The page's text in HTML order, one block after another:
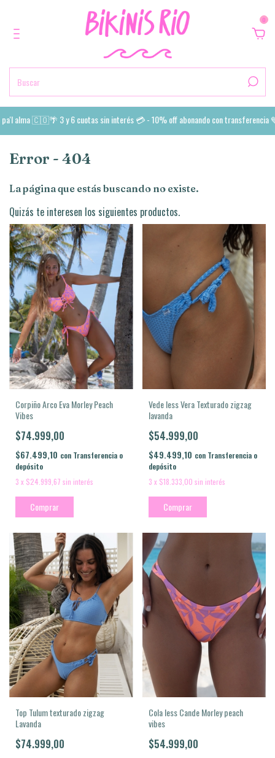
0
alma 🇨🇴🌴 3 y 6 cuotas sin interés 💳 - 10% off abonando con transferencia
Error - 404
La página que estás buscando no existe.
Quizás te interesen los siguientes productos.
Corpiño Arco Eva Morley Peach
Vibes
$74.999,00
$67.499,10 con Transferencia o
depósito
3 x $24.999,67 sin interés
Comprar
Vede less Vera Texturado zigzag
lavanda
$54.999,00
$49.499,10 con Transferencia o
depósito
3 x $18.333,00 sin interés
Comprar
Top Tulum texturado zigzag
Lavanda
$74.999,00
Cola less Cande Morley peach
vibes
$54.999,00